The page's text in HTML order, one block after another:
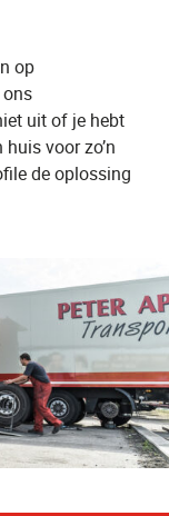
op
uit of je hebt
voor zo’n
de oplossing